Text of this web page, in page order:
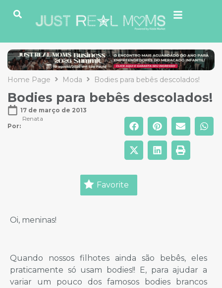
Home Page Moda Bodies para bebês descolados!
Bodies para bebês descolados!
17 de março de 2013
Por:
Renata
Favorite
Oi, meninas!
Quando nossos filhotes ainda são bebês, eles
praticamente só usam bodies!! E, para ajudar a
variar um pouco dos famosos bodies brancos